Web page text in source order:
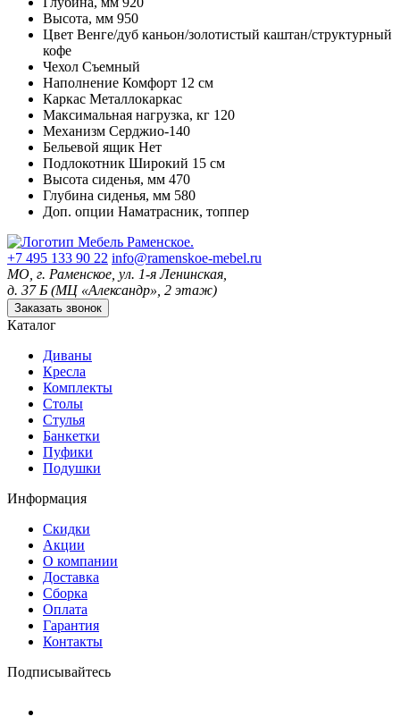
Высота, мм 950
Цвет Венге/дуб каньон/золотистый каштан/структурный
кофе
Чехол Съемный
Наполнение Комфорт 12 см
Каркас Металлокаркас
Максимальная нагрузка, кг 120
Механизм Серджио-140
Бельевой ящик Нет
Подлокотник Широкий 15 см
Высота сиденья, мм 470
Глубина сиденья, мм 580
Доп. опции Наматрасник, топпер
+7 495 133 90 22 info@ramenskoe-mebel.ru
МО, г. Раменское, ул. 1-я Ленинская,
д. 37 Б (МЦ «Александр», 2 этаж)
Заказать звонок
Каталог
Диваны
Кресла
Комплекты
Столы
Стулья
Банкетки
Пуфики
Подушки
Информация
Скидки
Акции
О компании
Доставка
Сборка
Оплата
Гарантия
Контакты
Подписывайтесь